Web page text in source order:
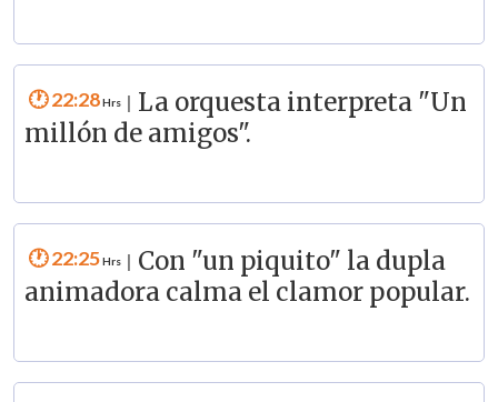
22:28
La orquesta interpreta "Un
millón de amigos".
22:25
Con "un piquito" la dupla
animadora calma el clamor popular.